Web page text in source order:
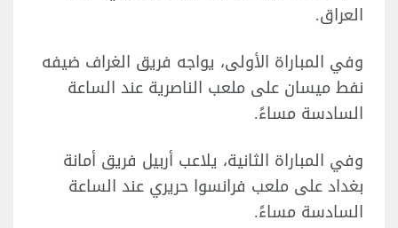
العراق.
وفي المباراة الأولى، يواجه فريق الغراف ضيفه
نفط ميسان على ملعب الناصرية عند الساعة
السادسة مساءً.
وفي المباراة الثانية، يلاعب أربيل فريق أمانة
بغداد على ملعب فرانسوا حريري عند الساعة
السادسة مساءً.